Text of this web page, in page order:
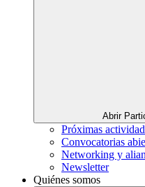
Abrir
Próximas
Convocatorias
Networking y
Newsletter
Quiénes somos